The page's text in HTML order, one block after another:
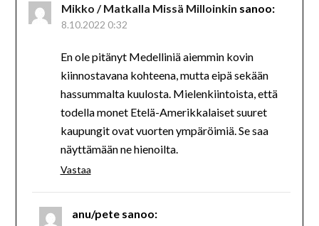
Mikko / Matkalla Missä Milloinkin sanoo:
8.10.2022 0:32
En ole pitänyt Medelliniä aiemmin kovin
kiinnostavana kohteena, mutta eipä sekään
hassummalta kuulosta. Mielenkiintoista, että
todella monet Etelä-Amerikkalaiset suuret
kaupungit ovat vuorten ympäröimiä. Se saa
näyttämään ne hienoilta.
Vastaa
anu/pete sanoo: